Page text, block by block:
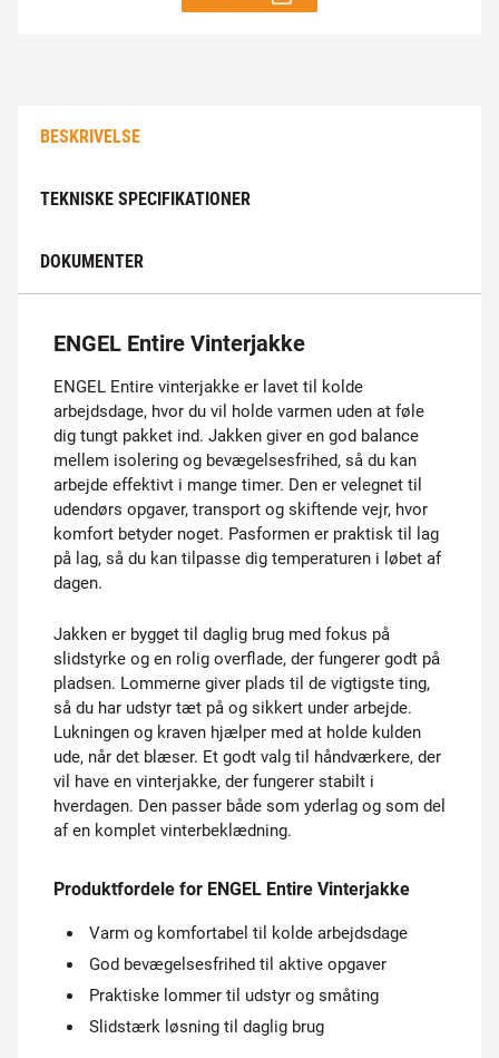
BESKRIVELSE
TEKNISKE SPECIFIKATIONER
DOKUMENTER
ENGEL Entire Vinterjakke
ENGEL Entire vinterjakke er lavet til kolde
arbejdsdage, hvor du vil holde varmen uden at føle
dig tungt pakket ind. Jakken giver en god balance
mellem isolering og bevægelsesfrihed, så du kan
arbejde effektivt i mange timer. Den er velegnet til
udendørs opgaver, transport og skiftende vejr, hvor
komfort betyder noget. Pasformen er praktisk til lag
på lag, så du kan tilpasse dig temperaturen i løbet af
dagen.
Jakken er bygget til daglig brug med fokus på
slidstyrke og en rolig overflade, der fungerer godt på
pladsen. Lommerne giver plads til de vigtigste ting,
så du har udstyr tæt på og sikkert under arbejde.
Lukningen og kraven hjælper med at holde kulden
ude, når det blæser. Et godt valg til håndværkere, der
vil have en vinterjakke, der fungerer stabilt i
hverdagen. Den passer både som yderlag og som del
af en komplet vinterbeklædning.
Produktfordele for ENGEL Entire Vinterjakke
Varm og komfortabel til kolde arbejdsdage
God bevægelsesfrihed til aktive opgaver
Praktiske lommer til udstyr og småting
Slidstærk løsning til daglig brug